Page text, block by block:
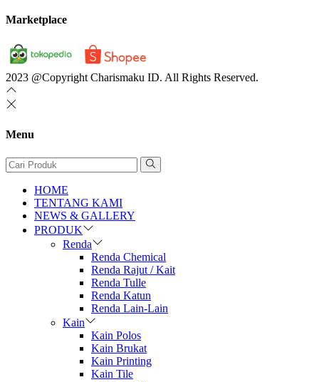
Marketplace
2023 @Copyright Charismaku ID. All Rights Reserved.
Menu
HOME
TENTANG KAMI
NEWS & GALLERY
PRODUK
Renda
Renda Chemical
Renda Rajut / Kait
Renda Tulle
Renda Katun
Renda Lain-Lain
Kain
Kain Polos
Kain Brukat
Kain Printing
Kain Tile